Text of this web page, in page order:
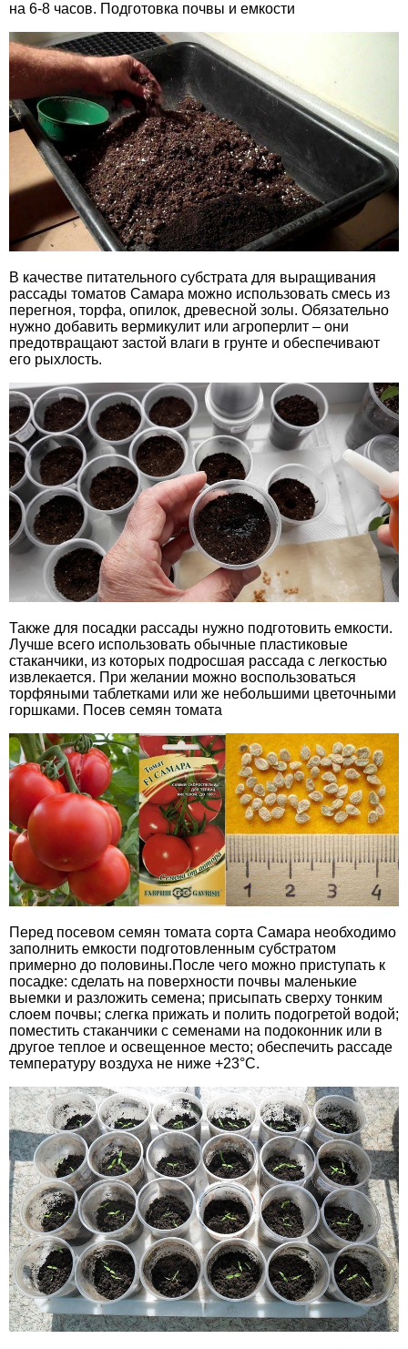
на 6-8 часов. Подготовка почвы и емкости
В качестве питательного субстрата для выращивания
рассады томатов Самара можно использовать смесь из
перегноя, торфа, опилок, древесной золы. Обязательно
нужно добавить вермикулит или агроперлит – они
предотвращают застой влаги в грунте и обеспечивают
его рыхлость.
Также для посадки рассады нужно подготовить емкости.
Лучше всего использовать обычные пластиковые
стаканчики, из которых подросшая рассада с легкостью
извлекается. При желании можно воспользоваться
торфяными таблетками или же небольшими цветочными
горшками. Посев семян томата
Перед посевом семян томата сорта Самара необходимо
заполнить емкости подготовленным субстратом
примерно до половины.После чего можно приступать к
посадке: сделать на поверхности почвы маленькие
выемки и разложить семена; присыпать сверху тонким
слоем почвы; слегка прижать и полить подогретой водой;
поместить стаканчики с семенами на подоконник или в
другое теплое и освещенное место; обеспечить рассаде
температуру воздуха не ниже +23°С.